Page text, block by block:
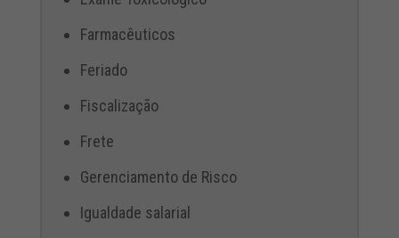
Farmacêuticos
Feriado
Fiscalização
Frete
Gerenciamento de Risco
Igualdade salarial